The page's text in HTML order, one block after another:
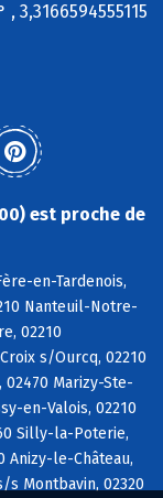
, 3,3166594555115
est proche de
en-Tardenois,
Nanteuil-Notre-
02210
s/Ourcq, 02210
02470 Marizy-Ste-
en-Valois, 02210
Silly-la-Poterie,
Anizy-le-Château,
s Montbavin, 02320